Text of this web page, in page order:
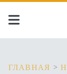
ГЛАВНАЯ >